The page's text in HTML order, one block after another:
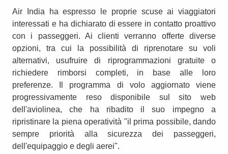
Air India ha espresso le proprie scuse ai viaggiatori
interessati e ha dichiarato di essere in contatto proattivo
con i passeggeri. Ai clienti verranno offerte diverse
opzioni, tra cui la possibilità di riprenotare su voli
alternativi, usufruire di riprogrammazioni gratuite o
richiedere rimborsi completi, in base alle loro
preferenze. Il programma di volo aggiornato viene
progressivamente reso disponibile sul sito web
dell'aviolinea, che ha ribadito il suo impegno a
ripristinare la piena operatività "il prima possibile, dando
sempre priorità alla sicurezza dei passeggeri,
dell'equipaggio e degli aerei".